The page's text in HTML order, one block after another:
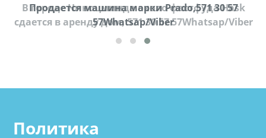
В городе Ниноцминда около фастфуда Hask
cдается в аренду дом, 571 30 57 57Whatsap/Viber
Продается машина марки Prado,571 30 57
57Whatsap/Viber
Политика